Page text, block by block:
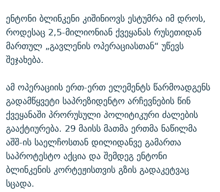
ენტონი ბლინკენი კიშინიოვს ესტუმრა იმ დროს,
როდესაც 2,5-მილიონიან ქვეყანას რუსეთიდან
მართულ „გავლენის ოპერაციასთან“ უწევს
შეჯახება.
ამ ოპერაციის ერთ-ერთ ელემენტს წარმოადგენს
გადამწყვეტი საპრეზიდენტო არჩევნების წინ
ქვეყანაში პრორუსული პოლიტიკური ძალების
გააქტიურება. 29 მაისს მათმა ერთმა ნაწილმა
აშშ-ის საელჩოსთან დილიდანვე გამართა
საპროტესტო აქცია და შემდეგ ენტონი
ბლინკენის კორტეჟისთვის გზის გადაკეტვაც
სცადა.